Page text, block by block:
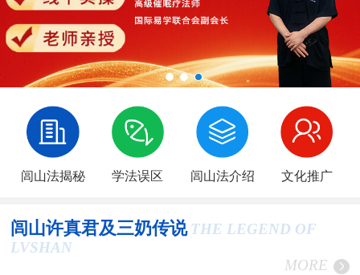
闾山法揭秘 学法误区 闾山法介绍 文化推广
闾山许真君及三奶传说 THE LEGEND OF
LVSHAN
MORE